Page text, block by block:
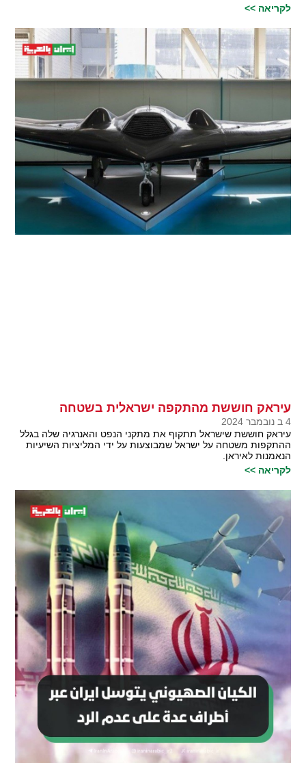
לקריאה >>
עיראק חוששת מהתקפה ישראלית בשטחה
4 ב נובמבר 2024
עיראק חוששת שישראל תתקוף את מתקני הנפט והאנרגיה שלה בגלל
ההתקפות משטחה על ישראל שמבוצעות על ידי המליציות השיעיות
הנאמנות לאיראן.
לקריאה >>